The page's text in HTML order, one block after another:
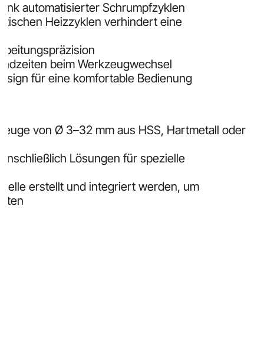
automatisierter Schrumpfzyklen
Heizzyklen verhindert eine
beim Werkzeugwechsel
für eine komfortable Bedienung
von Ø 3–32 mm aus HSS, Hartmetall oder
Lösungen für spezielle
erstellt und integriert werden, um